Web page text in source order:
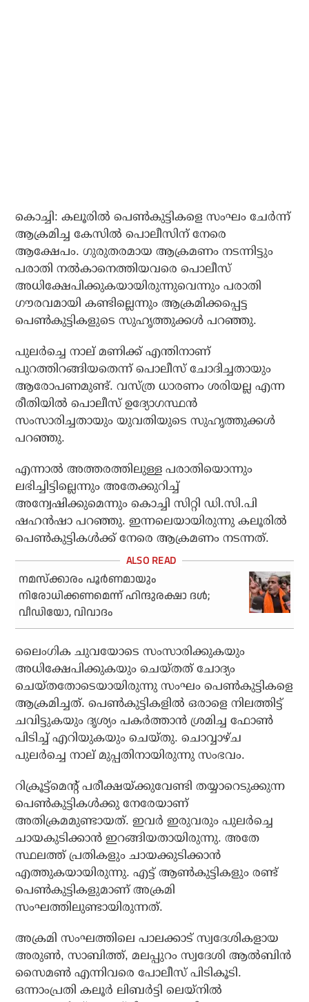
കൊച്ചി: കലൂരില്‍ പെണ്‍കുട്ടികളെ സംഘം ചേര്‍ന്ന്
ആക്രമിച്ച കേസില്‍ പൊലീസിന് നേരെ
ആക്ഷേപം. ഗുരുതരമായ ആക്രമണം നടന്നിട്ടും
പരാതി നല്‍കാനെത്തിയവരെ പൊലീസ്
അധിക്ഷേപിക്കുകയായിരുന്നുവെന്നും പരാതി
ഗൗരവമായി കണ്ടില്ലെന്നും ആക്രമിക്കപ്പെട്ട
പെണ്‍കുട്ടികളുടെ സുഹൃത്തുക്കള്‍ പറഞ്ഞു.
പുലര്‍ച്ചെ നാല് മണിക്ക് എന്തിനാണ്
പുറത്തിറങ്ങിയതെന്ന് പൊലീസ് ചോദിച്ചതായും
ആരോപണമുണ്ട്. വസ്ത്ര ധാരണം ശരിയല്ല എന്ന
രീതിയില്‍ പൊലീസ് ഉദ്യോഗസ്ഥന്‍
സംസാരിച്ചതായും യുവതിയുടെ സുഹൃത്തുക്കള്‍
പറഞ്ഞു.
എന്നാല്‍ അത്തരത്തിലുള്ള പരാതിയൊന്നും
ലഭിച്ചിട്ടില്ലെന്നും അതേക്കുറിച്ച്
അന്വേഷിക്കുമെന്നും കൊച്ചി സിറ്റി ഡി.സി.പി
ഷഹന്‍ഷാ പറഞ്ഞു. ഇന്നലെയായിരുന്നു കലൂരില്‍
പെണ്‍കുട്ടികള്‍ക്ക് നേരെ ആക്രമണം നടന്നത്.
നമസ്‌ക്കാരം പൂര്‍ണമായും
നിരോധിക്കണമെന്ന് ഹിന്ദുരക്ഷാ ദള്‍;
വീഡിയോ, വിവാദം
ലൈംഗിക ചുവയോടെ സംസാരിക്കുകയും
അധിക്ഷേപിക്കുകയും ചെയ്തത് ചോദ്യം
ചെയ്തതോടെയായിരുന്നു സംഘം പെണ്‍കുട്ടികളെ
ആക്രമിച്ചത്. പെണ്‍കുട്ടികളില്‍ ഒരാളെ നിലത്തിട്ട്
ചവിട്ടുകയും ദൃശ്യം പകര്‍ത്താന്‍ ശ്രമിച്ച ഫോണ്‍
പിടിച്ച് എറിയുകയും ചെയ്തു. ചൊവ്വാഴ്ച
പുലര്‍ച്ചെ നാല് മുപ്പതിനായിരുന്നു സംഭവം.
റിക്രൂട്ട്‌മെന്റ് പരീക്ഷയ്ക്കുവേണ്ടി തയ്യാറെടുക്കുന്ന
പെണ്‍കുട്ടികള്‍ക്കു നേരേയാണ്
അതിക്രമമുണ്ടായത്. ഇവര്‍ ഇരുവരും പുലര്‍ച്ചെ
ചായകുടിക്കാന്‍ ഇറങ്ങിയതായിരുന്നു. അതേ
സ്ഥലത്ത് പ്രതികളും ചായക്കുടിക്കാന്‍
എത്തുകയായിരുന്നു. എട്ട് ആണ്‍കുട്ടികളും രണ്ട്
പെണ്‍കുട്ടികളുമാണ് അക്രമി
സംഘത്തിലുണ്ടായിരുന്നത്.
അക്രമി സംഘത്തിലെ പാലക്കാട് സ്വദേശികളായ
അരുണ്‍, സാബിത്ത്, മലപ്പുറം സ്വദേശി ആല്‍ബിന്‍
സൈമണ്‍ എന്നിവരെ പോലീസ് പിടികൂടി.
ഒന്നാംപ്രതി കലൂര്‍ ലിബര്‍ട്ടി ലെയ്‌നില്‍